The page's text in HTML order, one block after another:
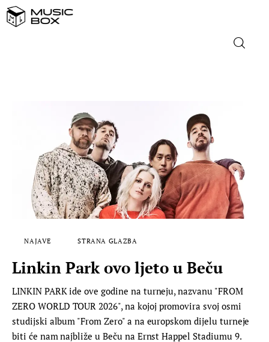
DOMAĆA GLAZBA
STRANA GLAZBA
FILM
MUSIC BOX
NAJAVE STRANA GLAZBA
Linkin Park ovo ljeto u Beču
LINKIN PARK ide ove godine na turneju, nazvanu "FROM
ZERO WORLD TOUR 2026", na kojoj promovira svoj osmi
studijski album "From Zero" a na europskom dijelu turneje
biti će nam najbliže u Beču na Ernst Happel Stadiumu 9.